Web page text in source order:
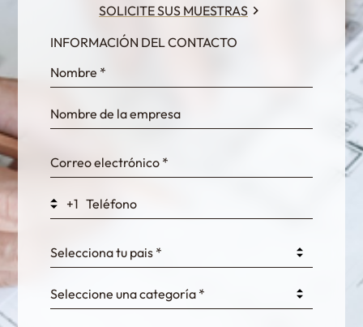
SOLICITE SUS MUESTRAS
InternalFormDataPassing
bn1q0rrvUn2bmwl
WEK7sP7DXp5OiEV
fKG333tDPmDdJm8
INFORMACIÓN DEL CONTACTO
+1
Selecciona tu pais *
Seleccione una categoría *